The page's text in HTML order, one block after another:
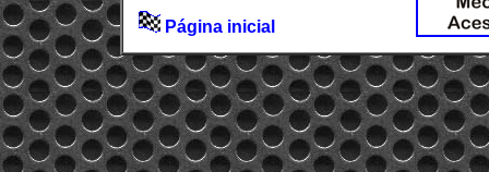
Página inicial